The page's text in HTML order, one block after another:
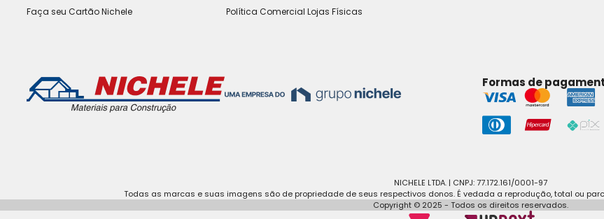
Faça seu Cartão Nichele
Política Comercial Lojas Físicas
Formas de
NICHELE LTDA. | CNPJ: 77.172.161/0001-97
Todas as marcas e suas imagens são de propriedade de seus respectivos donos. É vedada a reprodução, total ou
Copyright © 2025 - Todos os direitos reservados.